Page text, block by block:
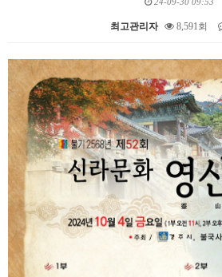
최고관리자 8,591회
본문